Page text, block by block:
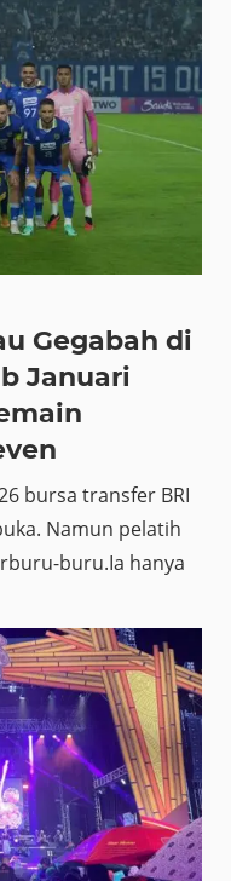
Gegabah di
Januari
bursa transfer BRI
Namun pelatih
buru.Ia hanya